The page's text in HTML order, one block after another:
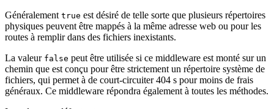
Généralement true est désiré de telle sorte que plusieurs répertoires
physiques peuvent être mappés à la même adresse web ou pour les
routes à remplir dans des fichiers inexistants.
La valeur false peut être utilisée si ce middleware est monté sur un
chemin que est conçu pour être strictement un répertoire système de
fichiers, qui permet à de court-circuiter 404 s pour moins de frais
généraux. Ce middleware répondra également à toutes les méthodes.